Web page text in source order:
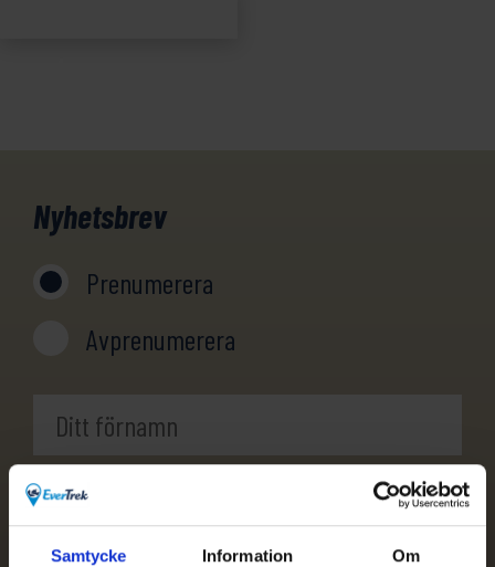
Samtycke Information Om
Nyhetsbrev
Prenumerera
Avprenumerera